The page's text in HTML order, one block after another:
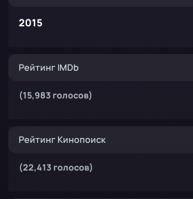
2015
Рейтинг IMDb
(15,983 голосов)
Рейтинг Кинопоиск
(22,413 голосов)